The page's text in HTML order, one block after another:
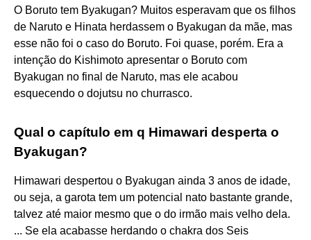
O Boruto tem Byakugan? Muitos esperavam que os filhos
de Naruto e Hinata herdassem o Byakugan da mãe, mas
esse não foi o caso do Boruto. Foi quase, porém. Era a
intenção do Kishimoto apresentar o Boruto com
Byakugan no final de Naruto, mas ele acabou
esquecendo o dojutsu no churrasco.
Qual o capítulo em q Himawari desperta o
Byakugan?
Himawari despertou o Byakugan ainda 3 anos de idade,
ou seja, a garota tem um potencial nato bastante grande,
talvez até maior mesmo que o do irmão mais velho dela.
... Se ela acabasse herdando o chakra dos Seis